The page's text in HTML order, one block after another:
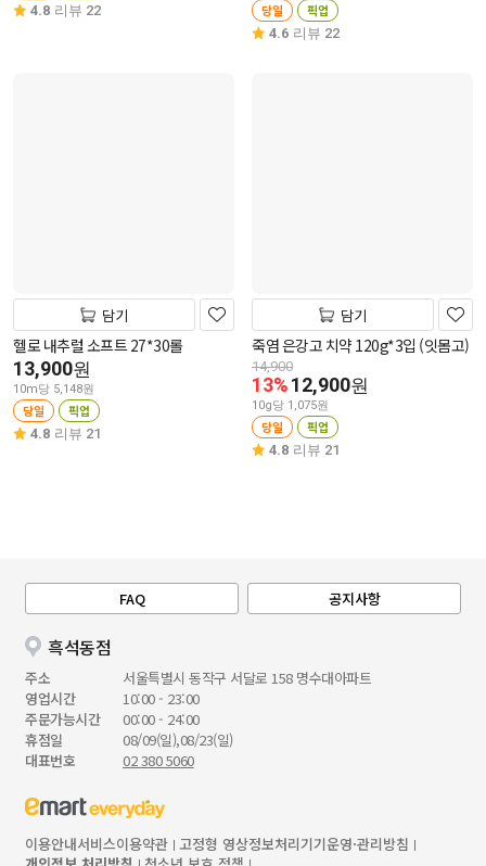
4.8 리뷰 22 당일 픽업
4.6 리뷰 22
담기
헬로 내추럴 소프트 27*30롤
13,900원
10m당 5,148원
당일 픽업
4.8 리뷰 21
담기
죽염 은강고 치약 120g*3입 (잇몸고)
14,900
13%12,900원
10g당 1,075원
당일 픽업
4.8 리뷰 21
FAQ 공지사항
흑석동점
주소
서울특별시 동작구 서달로 158 명수대아파트
영업시간
10:00 - 23:00
주문가능시간
00:00 - 24:00
휴점일
08/09(일),08/23(일)
대표번호
02 380 5060
이용안내서비스이용약관 고정형 영상정보처리기기운영·관리방침